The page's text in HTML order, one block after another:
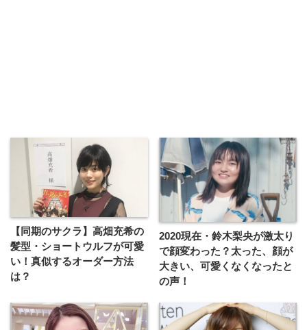
【同期のサクラ】高畑充希の
髪型・ショートウルフが可愛
い！真似するオーダー方法
は？
2020現在・鈴木梨央が激太り
で顔変わった？太った、顔が
大きい、可愛くなくなったと
の声！